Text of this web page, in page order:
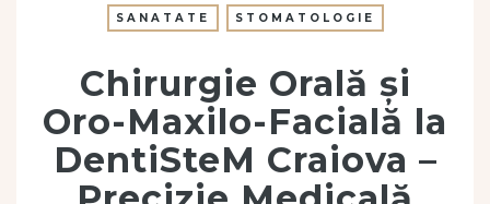
SANATATE STOMATOLOGIE
Chirurgie Orală și
Oro-Maxilo-Facială la
DentiSteM Craiova –